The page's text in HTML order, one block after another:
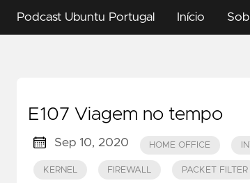
Podcast Ubuntu Portugal Início
E107 Viagem no tempo
Sep 10, 2020 HOME OFFICE
KERNEL FIREWALL PACKET FILTER